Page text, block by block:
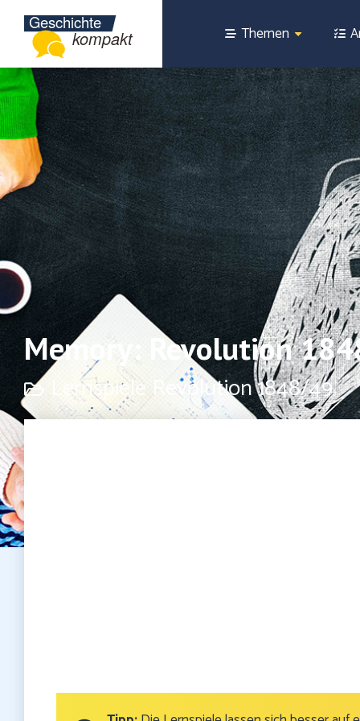
Themen
Memory: Revolution
Lernspiele Revolution 1848/49